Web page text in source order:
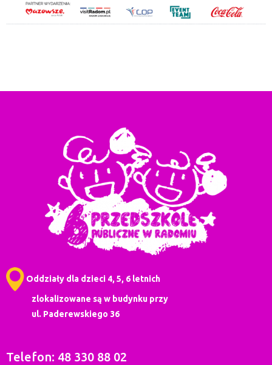
Oddziały dla dzieci 4, 5, 6 letnich
zlokalizowane są w budynku przy
ul. Paderewskiego 36
Telefon: 48 330 88 02